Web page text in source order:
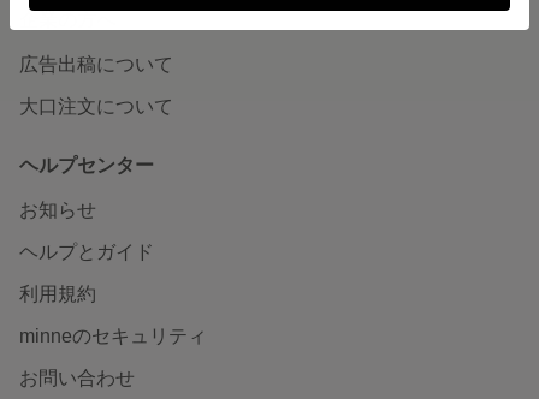
広告出稿について
大口注文について
ヘルプセンター
お知らせ
ヘルプとガイド
利用規約
minneのセキュリティ
お問い合わせ